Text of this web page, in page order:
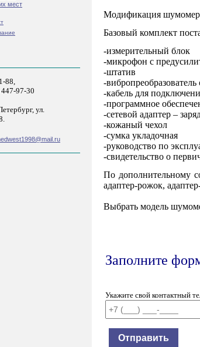
мест
88,
97-30
ул.
Модификация
Базовый комплект
-измерительный блок
-микрофон с
-штатив
-вибропреобразователь
-кабель для
-программное
-сетевой адаптер –
-кожаный чехол
-сумка укладочная
-руководство по
-свидетельство о
По дополнительному
адаптер-рожок,
Выбрать модель
Заполните
Укажите свой контактный